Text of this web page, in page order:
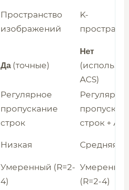
Пространство
изображений
K-
Да(точные)
Нет
ACS)
Регулярное
пропускание
строк
строк +
Низкая Средняя
Умеренный (R=2-
4)
(R=2-4)